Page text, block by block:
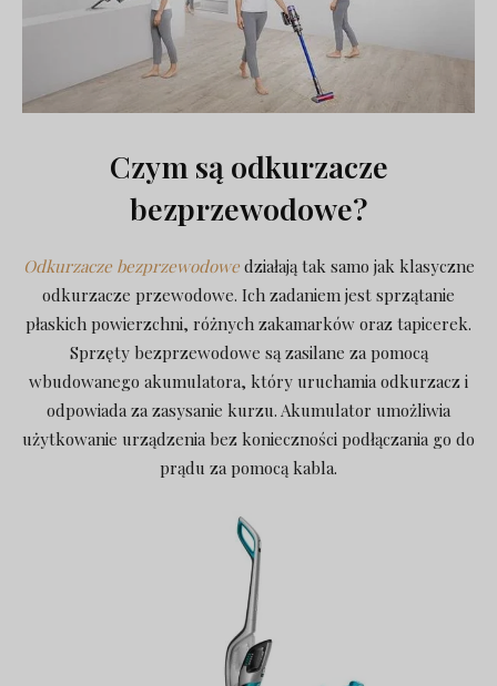
Czym są odkurzacze
bezprzewodowe?
Odkurzacze bezprzewodowedziałają tak samo jak klasyczne
odkurzacze przewodowe. Ich zadaniem jest sprzątanie
płaskich powierzchni, różnych zakamarków oraz tapicerek.
Sprzęty bezprzewodowe są zasilane za pomocą
wbudowanego akumulatora, który uruchamia odkurzacz i
odpowiada za zasysanie kurzu. Akumulator umożliwia
użytkowanie urządzenia bez konieczności podłączania go do
prądu za pomocą kabla.